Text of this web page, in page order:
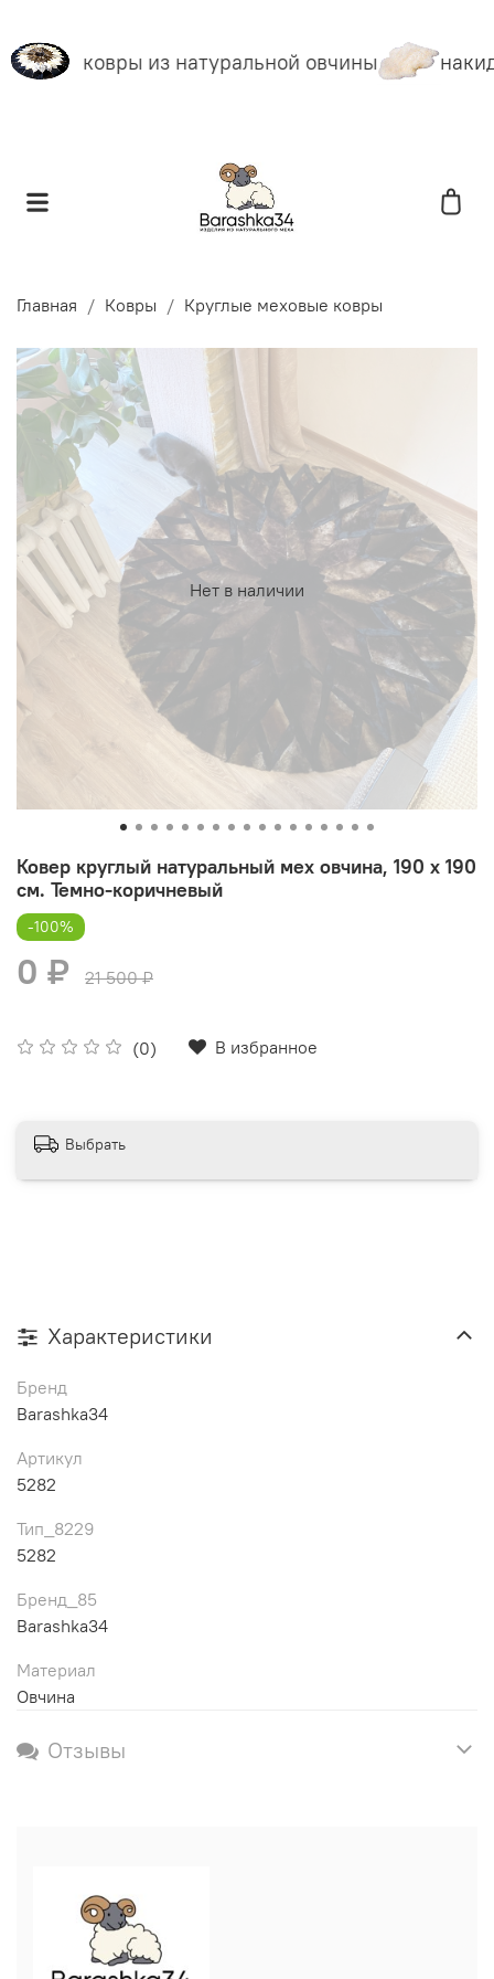
ковры из натуральной овчины
Главная Ковры Круглые меховые ковры
Нет в наличии
Ковер круглый натуральный мех овчина, 190 х 190
см. Темно-коричневый
(0) В избранное
-100%
0 ₽ 21 500 ₽
Выбрать
Характеристики
Бренд
Barashka34
Артикул
5282
Тип_8229
5282
Бренд_85
Barashka34
Материал
Овчина
Отзывы